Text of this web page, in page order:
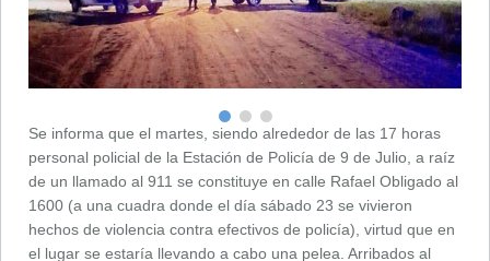
Se informa que el martes, siendo alrededor de las 17 horas
personal policial de la Estación de Policía de 9 de Julio, a raíz
de un llamado al 911 se constituye en calle Rafael Obligado al
1600 (a una cuadra donde el día sábado 23 se vivieron
hechos de violencia contra efectivos de policía), virtud que en
el lugar se estaría llevando a cabo una pelea. Arribados al